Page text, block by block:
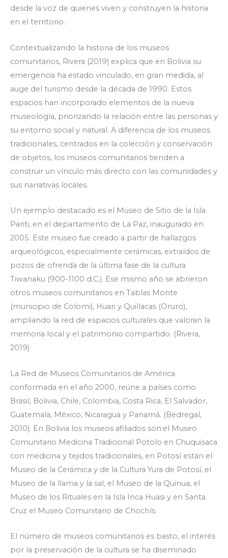
desde la voz de quienes viven y construyen la historia
en el territorio.
Contextualizando la historia de los museos
comunitarios, Rivera (2019) explica que en Bolivia su
emergencia ha estado vinculado, en gran medida, al
auge del turismo desde la década de 1990. Estos
espacios han incorporado elementos de la nueva
museología, priorizando la relación entre las personas y
su entorno social y natural. A diferencia de los museos
tradicionales, centrados en la colección y conservación
de objetos, los museos comunitarios tienden a
construir un vínculo más directo con las comunidades y
sus narrativas locales.
Un ejemplo destacado es el Museo de Sitio de la Isla
Pariti, en el departamento de La Paz, inaugurado en
2005. Este museo fue creado a partir de hallazgos
arqueológicos, especialmente cerámicas, extraídos de
pozos de ofrenda de la última fase de la cultura
Tiwanaku (900-1100 d.C.). Ese mismo año se abrieron
otros museos comunitarios en Tablas Monte
(municipio de Colomi), Huari y Quillacas (Oruro),
ampliando la red de espacios culturales que valoran la
memoria local y el patrimonio compartido. (Rivera,
2019)
La Red de Museos Comunitarios de América
conformada en el año 2000, reúne a países como
Brasil, Bolivia, Chile, Colombia, Costa Rica, El Salvador,
Guatemala, México, Nicaragua y Panamá. (Bedregal,
2010). En Bolivia los museos afiliados son:el Museo
Comunitario Medicina Tradicional Potolo en Chuquisaca
con medicina y tejidos tradicionales, en Potosí están el
Museo de la Cerámica y de la Cultura Yura de Potosí, el
Museo de la llama y la sal, el Museo de la Quinua, el
Museo de los Rituales en la Isla Inca Huasi y en Santa
Cruz el Museo Comunitario de Chochís.
El número de museos comunitarios es basto, el interés
por la preservación de la cultura se ha diseminado